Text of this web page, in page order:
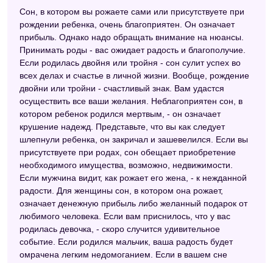
Сон, в котором вы рожаете сами или присутствуете при
рождении ребенка, очень благоприятен. Он означает
прибыль. Однако надо обращать внимание на нюансы.
Принимать роды - вас ожидает радость и благополучие.
Если родилась двойня или тройня - сон сулит успех во
всех делах и счастье в личной жизни. Вообще, рождение
двойни или тройни - счастливый знак. Вам удастся
осуществить все ваши желания. Неблагоприятен сон, в
котором ребенок родился мертвым, - он означает
крушение надежд. Представьте, что вы как следует
шлепнули ребенка, он закричал и зашевелился. Если вы
присутствуете при родах, сон обещает приобретение
необходимого имущества, возможно, недвижимости.
Если мужчина видит, как рожает его жена, - к нежданной
радости. Для женщины сон, в котором она рожает,
означает денежную прибыль либо желанный подарок от
любимого человека. Если вам приснилось, что у вас
родилась девочка, - скоро случится удивительное
событие. Если родился мальчик, ваша радость будет
омрачена легким недомоганием. Если в вашем сне